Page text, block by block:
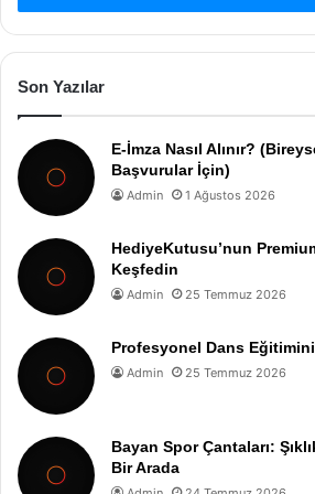
Son Yazılar
E-İmza Nasıl Alınır?
Başvurular İçin)
Admin 1 Ağustos 2026
HediyeKutusu’nun
Keşfedin
Admin 25 Temmuz 2026
Profesyonel Dans
Admin 25 Temmuz 2026
Bayan Spor Çantaları:
Bir Arada